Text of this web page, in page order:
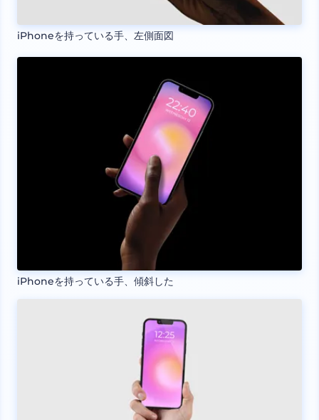
iPhoneを持っている手、左側面図
iPhoneを持っている手、傾斜した